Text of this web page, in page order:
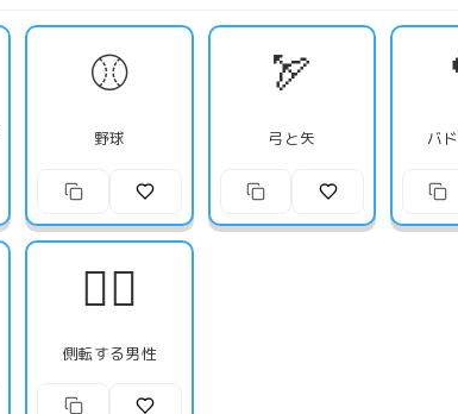
⚾
野球
🏹
弓と矢 バ
🤸‍♂️
側転する男性